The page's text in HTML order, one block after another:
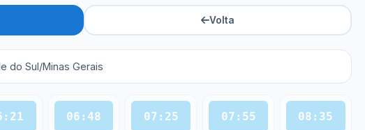
Volta
do Sul/Minas Gerais
06:48 07:25 07:55 08:35